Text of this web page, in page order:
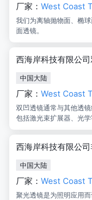
激光通量镜片的合格供
厂家：West Coast
我们为离轴抛物面、椭
面透镜。
西海岸科技有限公
中国大陆
厂家：West Coast
双凹透镜通常与其他透
包括激光束扩展器、光
和投影系统。
西海岸科技有限公
中国大陆
厂家：West Coast
聚光透镜是为照明应用